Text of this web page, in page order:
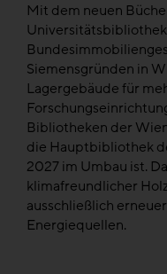
Mit dem neuen
Siemensgründen in
Lagergebäude für
Bibliotheken der
die Hauptbibliothek
2027 im Umbau ist.
klimafreundlicher
ausschließlich
Energiequellen.